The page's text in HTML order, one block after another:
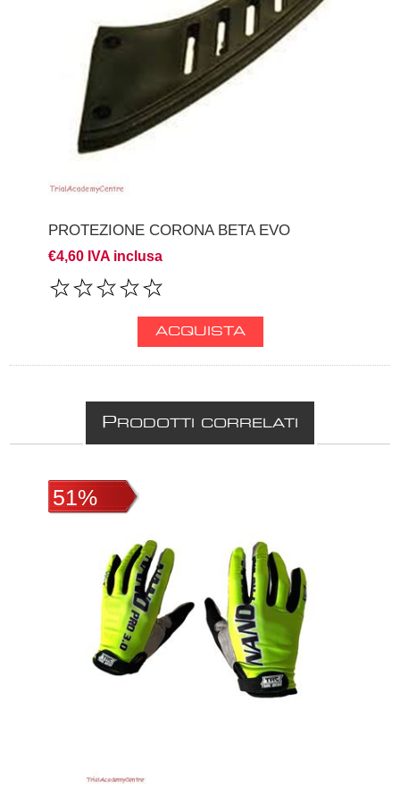
PROTEZIONE CORONA BETA EVO
€4,60 IVA inclusa
PRODOTTI CORRELATI
51%